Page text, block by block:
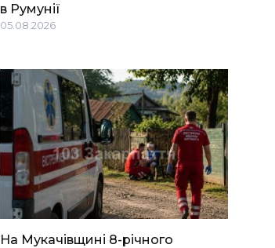
в Румунії
05.08.2026
На Мукачівщині 8-річного